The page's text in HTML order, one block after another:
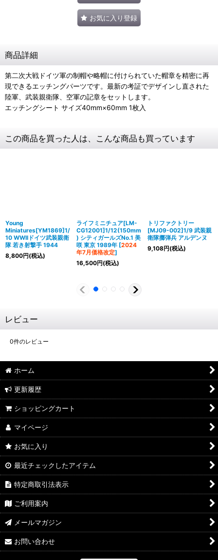
お気に入り登録
商品詳細
第二次大戦ドイツ軍の制帽や略帽に付けられていた帽章を精密に再
現できるエッチングパーツです。最新の考証でデザインし直された
陸軍、武装親衛隊、空軍の記章をセットします。
エッチングシート サイズ40mm×60mm 1枚入
この商品を買った人は、こんな商品も買っています
Young
Miniatures[YM1869]1/
10 WWIIドイツ武装親衛
隊 若き射撃手 1944
8,800円(税込)
ライフミニチュア[LM-
CG12001]1/12(150mm
) シティガールズNo.1 美
咲 東京 1989年 [2024
年7月価格改定]
16,500円(税込)
トリファクトリー
[MJ09-002]1/9 武装親
衛隊擲弾兵 アルデンヌ
9,108円(税込)
レビュー
0件のレビュー
ホーム
更新履歴
ショッピングカート
マイページ
お気に入り
最近チェックしたアイテム
特定商取引法表示
ご利用案内
メールマガジン
お問い合わせ